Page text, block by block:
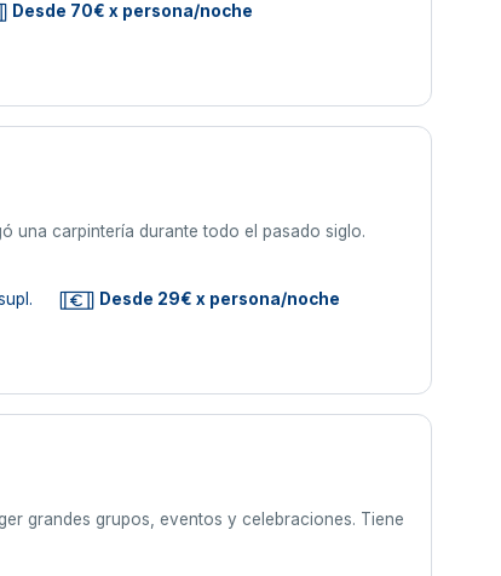
Desde 70€ x persona/noche
una carpintería durante todo el pasado siglo.
Desde 29€ x persona/noche
grandes grupos, eventos y celebraciones. Tiene